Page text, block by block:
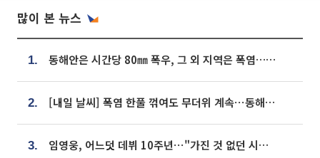
많이 본 뉴스
1. 동해안은 시간당 80㎜ 폭우, 그 외 지역은 폭염…‘극과 극 날씨’
2. [내일 날씨] 폭염 한풀 꺾여도 무더위 계속⋯동해안 이틀 연속 비
3. 임영웅, 어느덧 데뷔 10주년⋯"가진 것 없던 시절, 내 앞엔 20명의 팬뿐"